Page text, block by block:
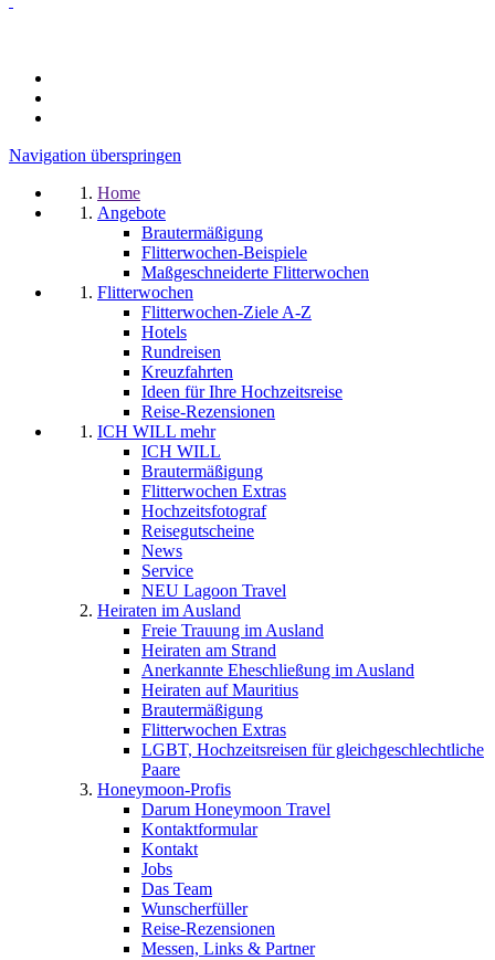
Navigation überspringen
Home
Angebote
Brautermäßigung
Flitterwochen-Beispiele
Maßgeschneiderte Flitterwochen
Flitterwochen
Flitterwochen-Ziele A-Z
Hotels
Rundreisen
Kreuzfahrten
Ideen für Ihre Hochzeitsreise
Reise-Rezensionen
ICH WILL mehr
ICH WILL
Brautermäßigung
Flitterwochen Extras
Hochzeitsfotograf
Reisegutscheine
News
Service
NEU Lagoon Travel
Heiraten im Ausland
Freie Trauung im Ausland
Heiraten am Strand
Anerkannte Eheschließung im Ausland
Heiraten auf Mauritius
Brautermäßigung
Flitterwochen Extras
LGBT, Hochzeitsreisen für gleichgeschlechtliche
Paare
Honeymoon-Profis
Darum Honeymoon Travel
Kontaktformular
Kontakt
Jobs
Das Team
Wunscherfüller
Reise-Rezensionen
Messen, Links & Partner